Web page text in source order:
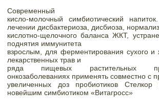
Современный
кисло-молочный симбиотический
лечении дисбактериоза, дисбиоза,
кислотно-щелочного баланса ЖКТ,
поднятия иммунитета
взрослым, для ферментирования сухого и
лекарственных трав и
ряда пищевых растительных
онкозаболеваниях применять совместно с
увеличенных доз пробиотиков
новейшим симбиотиком «Витагросс»